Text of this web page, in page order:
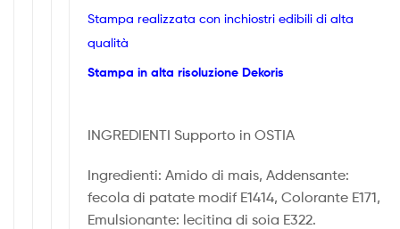
Stampa realizzata con inchiostri edibili di alta
qualità
Stampa in alta risoluzione Dekoris
INGREDIENTI Supporto in OSTIA
Ingredienti: Amido di mais, Addensante:
fecola di patate modif E1414, Colorante E171,
Emulsionante: lecitina di soia E322.